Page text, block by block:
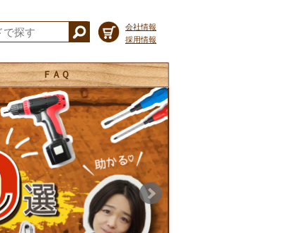
会社情報
採用情報
ＦＡＱ